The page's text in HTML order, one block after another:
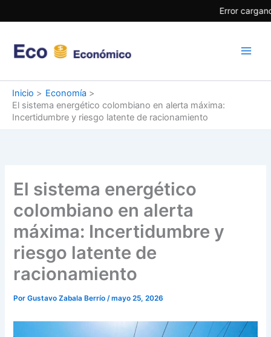
Error
al
Inicio
Economía
El sistema energético colombiano en alerta máxima:
Incertidumbre y riesgo latente de racionamiento
El sistema energético
colombiano en alerta
máxima: Incertidumbre y
riesgo latente de
racionamiento
PorGustavo Zabala Berrío /mayo 25, 2026